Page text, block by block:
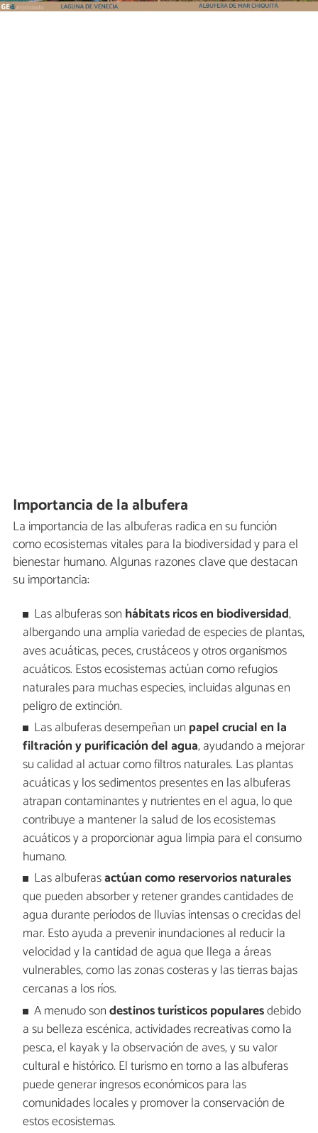
Importancia de la albufera
La importancia de las albuferas radica en su función
como ecosistemas vitales para la biodiversidad y para el
bienestar humano. Algunas razones clave que destacan
su importancia:
Las albuferas son hábitats ricos en biodiversidad,
albergando una amplia variedad de especies de plantas,
aves acuáticas, peces, crustáceos y otros organismos
acuáticos. Estos ecosistemas actúan como refugios
naturales para muchas especies, incluidas algunas en
peligro de extinción.
Las albuferas desempeñan un papel crucial en la
filtración y purificación del agua, ayudando a mejorar
su calidad al actuar como filtros naturales. Las plantas
acuáticas y los sedimentos presentes en las albuferas
atrapan contaminantes y nutrientes en el agua, lo que
contribuye a mantener la salud de los ecosistemas
acuáticos y a proporcionar agua limpia para el consumo
humano.
Las albuferasactúan como reservorios naturales
que pueden absorber y retener grandes cantidades de
agua durante períodos de lluvias intensas o crecidas del
mar. Esto ayuda a prevenir inundaciones al reducir la
velocidad y la cantidad de agua que llega a áreas
vulnerables, como las zonas costeras y las tierras bajas
cercanas a los ríos.
A menudo sondestinos turísticos popularesdebido
a su belleza escénica, actividades recreativas como la
pesca, el kayak y la observación de aves, y su valor
cultural e histórico. El turismo en torno a las albuferas
puede generar ingresos económicos para las
comunidades locales y promover la conservación de
estos ecosistemas.